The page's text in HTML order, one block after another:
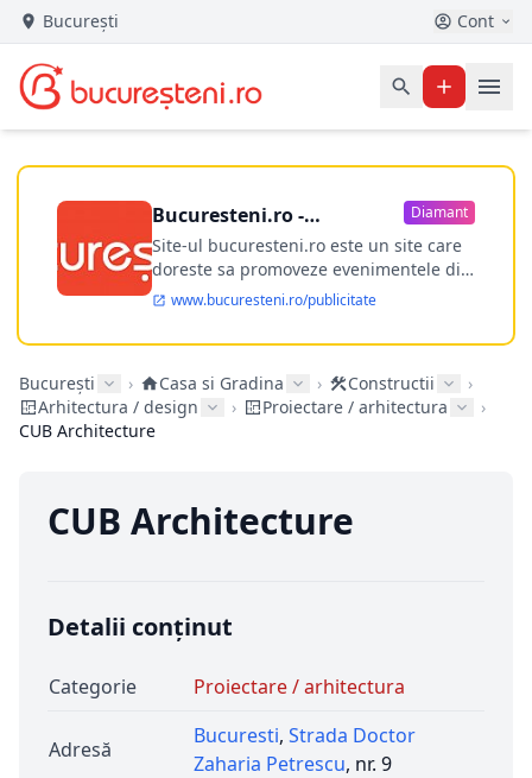
București Cont
Bucuresteni.ro -
publicitate online
Diamant
Site-ul bucuresteni.ro este un site care
doreste sa promoveze evenimentele din
Bucuresti si nu numai, sa puna la
dispozitia utilizatorului cea mai
performanta harta electronica a
ofere posibilitatea firmel...
www.bucuresteni.ro/publicitate
București › Casa si Gradina › Constructii
›
Arhitectura / design
› Proiectare / arhitectura
›
CUB Architecture
CUB Architecture
Detalii conținut
Categorie Proiectare / arhitectura
Adresă
Bucuresti, Strada Doctor
Zaharia Petrescu, nr. 9